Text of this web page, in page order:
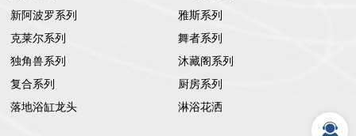
新阿波罗系列
雅斯系列
克莱尔系列
舞者系列
独角兽系列
沐藏阁系列
复合系列
厨房系列
落地浴缸龙头
淋浴花洒